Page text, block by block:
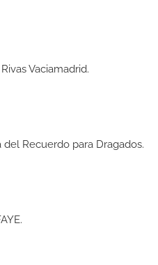
Vaciamadrid.
Recuerdo para Dragados.